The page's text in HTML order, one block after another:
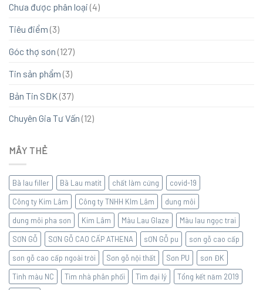
Chưa được phân loại (4)
Tiêu điểm (3)
Góc thợ sơn (127)
Tin sản phẩm (3)
Bản Tin SĐK (37)
Chuyên Gia Tư Vấn (12)
MÂY THẺ
Bã lau filler Bã Lau matit chất làm cứng
covid-19
Công ty Kim Lâm
Công ty TNHH KIm Lâm
dung môi
dung môi pha sơn
Kim Lâm Màu Lau Glaze
Màu lau ngọc trai
SƠN GỖ
SƠN GỖ CAO CẤP ATHENA sƠN GỖ pu
sơn gỗ cao cấp
sơn gỗ cao cấp ngoài trời
Sơn gỗ nội thất Sơn PU
sơn ĐK
Tinh màu NC
Tìm nhà phân phối Tìm đại lý
Tổng kết năm 2019